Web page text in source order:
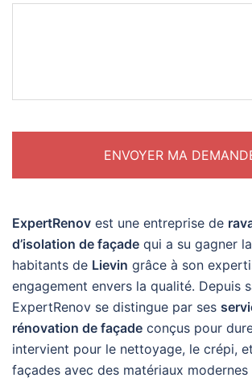
ExpertRenov est une entreprise de
d’isolation de façade qui a su gagner
habitants de Lievin grâce à son
engagement envers la qualité. Depuis
ExpertRenov se distingue par ses
rénovation de façade conçus pour
intervient pour le nettoyage, le crépi,
façades avec des matériaux